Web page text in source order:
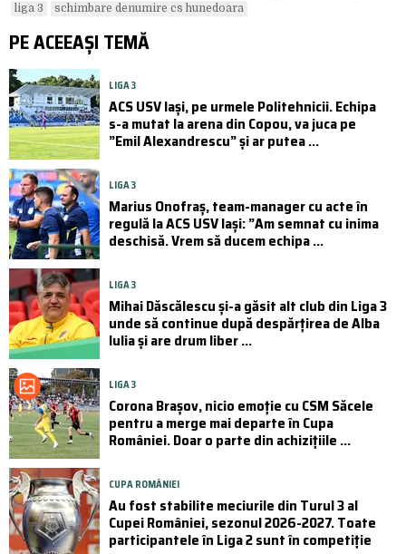
liga 3
schimbare denumire cs hunedoara
PE ACEEAȘI TEMĂ
LIGA 3
ACS USV Iași, pe urmele Politehnicii. Echipa
s-a mutat la arena din Copou, va juca pe
”Emil Alexandrescu” și ar putea ...
LIGA 3
Marius Onofraș, team-manager cu acte în
regulă la ACS USV Iași: ”Am semnat cu inima
deschisă. Vrem să ducem echipa ...
LIGA 3
Mihai Dăscălescu și-a găsit alt club din Liga 3
unde să continue după despărțirea de Alba
Iulia și are drum liber ...
LIGA 3
Corona Brașov, nicio emoție cu CSM Săcele
pentru a merge mai departe în Cupa
României. Doar o parte din achizițiile ...
CUPA ROMÂNIEI
Au fost stabilite meciurile din Turul 3 al
Cupei României, sezonul 2026-2027. Toate
participantele în Liga 2 sunt în competiție